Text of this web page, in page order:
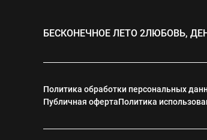
БЕСКОНЕЧНОЕ ЛЕТО 2ЛЮБОВЬ,
Политика обработки персональных
Публичная офертаПолитика